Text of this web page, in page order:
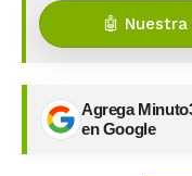
🤖
Agrega
en Google